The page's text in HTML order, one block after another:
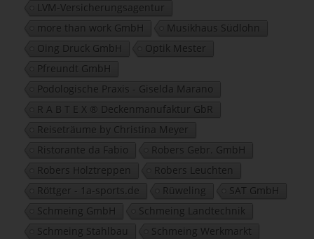
LVM-Versicherungsagentur
more than work GmbH
Musikhaus Südlohn
Oing Druck GmbH
Optik Mester
Pfreundt GmbH
Podologische Praxis - Giselda Marano
R A B T E X ® Deckenmanufaktur GbR
Reiseträume by Christina Meyer
Ristorante da Fabio
Robers Gebr. GmbH
Robers Holztreppen
Robers Leuchten
Röttger - 1a-sports.de
Rüweling
SAT GmbH
Schmeing GmbH
Schmeing Landtechnik
Schmeing Stahlbau
Schmeing Werkmarkt